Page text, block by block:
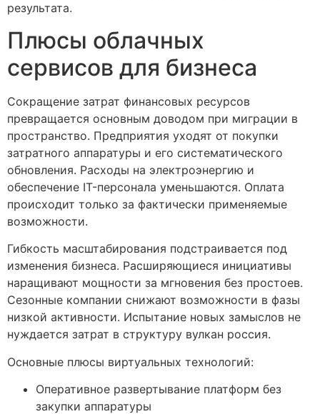
результата.
Плюсы облачных
сервисов для бизнеса
Сокращение затрат финансовых ресурсов
превращается основным доводом при миграции в
пространство. Предприятия уходят от покупки
затратного аппаратуры и его систематического
обновления. Расходы на электроэнергию и
обеспечение IT-персонала уменьшаются. Оплата
происходит только за фактически применяемые
возможности.
Гибкость масштабирования подстраивается под
изменения бизнеса. Расширяющиеся инициативы
наращивают мощности за мгновения без простоев.
Сезонные компании снижают возможности в фазы
низкой активности. Испытание новых замыслов не
нуждается затрат в структуру вулкан россия.
Основные плюсы виртуальных технологий:
Оперативное развертывание платформ без
закупки аппаратуры